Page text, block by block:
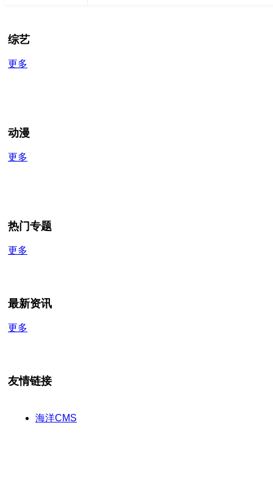
综艺
更多
动漫
更多
热门专题
更多
最新资讯
更多
友情链接
海洋CMS